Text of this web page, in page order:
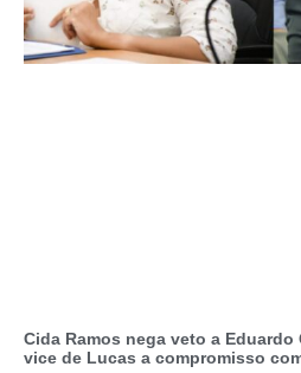
Cida Ramos nega veto a
vice de Lucas a compromisso